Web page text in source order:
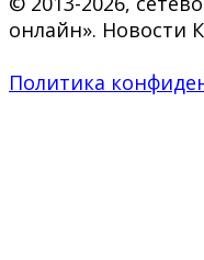
онлайн». Новости
Политика